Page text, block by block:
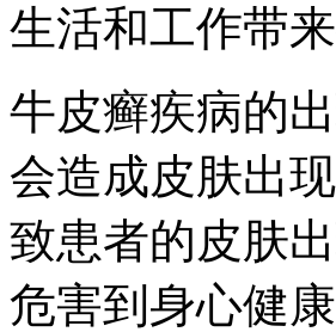
生活和工作带
牛皮癣疾病的
会造成皮肤出
致患者的皮肤
危害到身心健